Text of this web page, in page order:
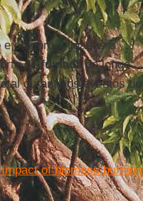
outubro – ligadas à
defumaçade longo
durante os eventos de
of biomass burning